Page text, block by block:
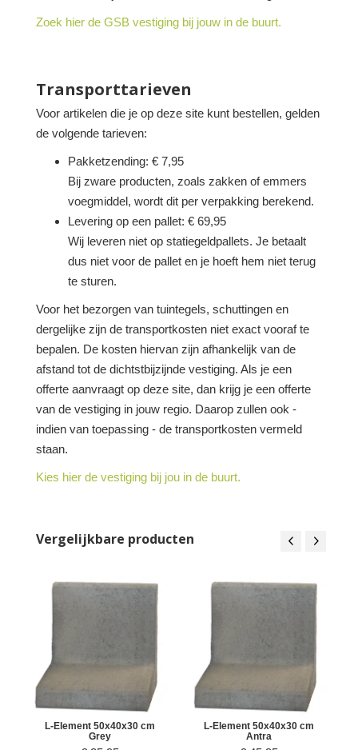
Zoek hier de GSB vestiging bij jouw in de buurt.
Transporttarieven
Voor artikelen die je op deze site kunt bestellen, gelden
de volgende tarieven:
Pakketzending: € 7,95
Bij zware producten, zoals zakken of emmers
voegmiddel, wordt dit per verpakking berekend.
Levering op een pallet: € 69,95
Wij leveren niet op statiegeldpallets. Je betaalt
dus niet voor de pallet en je hoeft hem niet terug
te sturen.
Voor het bezorgen van tuintegels, schuttingen en
dergelijke zijn de transportkosten niet exact vooraf te
bepalen. De kosten hiervan zijn afhankelijk van de
afstand tot de dichtstbijzijnde vestiging. Als je een
offerte aanvraagt op deze site, dan krijg je een offerte
van de vestiging in jouw regio. Daarop zullen ook -
indien van toepassing - de transportkosten vermeld
staan.
Kies hier de vestiging bij jou in de buurt.
Vergelijkbare producten
L-Element 50x40x30 cm
Grey
L-Element 50x40x30 cm
Antra